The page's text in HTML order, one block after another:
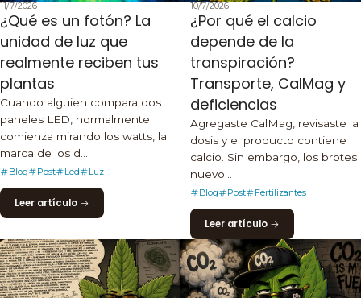
11/7/2026
¿Qué es un fotón? La
unidad de luz que
realmente reciben tus
plantas
Cuando alguien compara dos
paneles LED, normalmente
comienza mirando los watts, la
marca de los d...
Blog Post Led Luz
Leer artículo
10/7/2026
¿Por qué el calcio
depende de la
transpiración?
Transporte, CalMag y
deficiencias
Agregaste CalMag, revisaste la
dosis y el producto contiene
calcio. Sin embargo, los brotes
nuevo...
Blog Post Fertilizantes
Leer artículo